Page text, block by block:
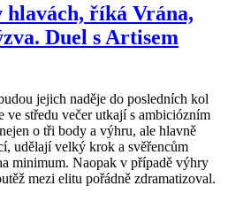
říká Vrána,
Duel s Artisem
jejich naděje do posledních kol
ve středu večer utkají s ambiciózním
o tři body a výhru, ale hlavně
udělají velký krok a svěřencům
minimum. Naopak v případě výhry
mezi elitu pořádně zdramatizoval.